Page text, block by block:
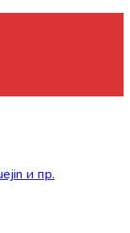
и пр.